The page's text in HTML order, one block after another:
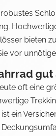
robustes
bieten
vor
oft eine
ein